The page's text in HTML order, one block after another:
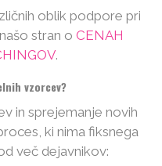
oblik podpore pri
stran o CENAH
.
vzorcev?
in sprejemanje novih
ki nima fiksnega
več dejavnikov: